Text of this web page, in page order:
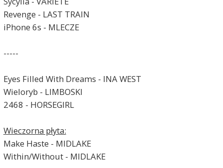
Revenge - LAST TRAIN
iPhone 6s - MLECZE
-----
Eyes Filled With Dreams - INA WEST
Wieloryb - LIMBOSKI
2468 - HORSEGIRL
Wieczorna płyta:
Make Haste - MIDLAKE
Within/Without - MIDLAKE